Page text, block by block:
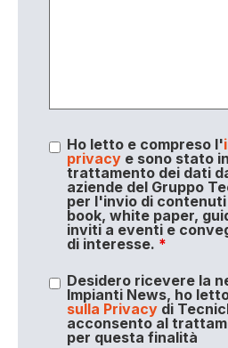
Ho letto e compreso l'
privacye sono stato
trattamento dei dati
aziende del Gruppo
per l'invio di
book, white paper,
inviti a eventi e
di interesse. *
Desidero ricevere la
Impianti News, ho
sulla Privacydi
acconsento al
per questa finalità